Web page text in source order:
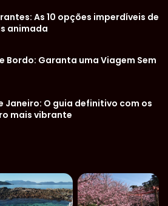
As 10 opções imperdíveis de
animada
Bordo: Garanta uma Viagem Sem
Janeiro: O guia definitivo com os
mais vibrante